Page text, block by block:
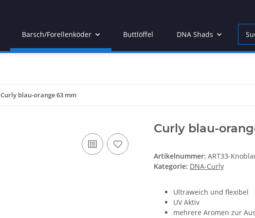
Barsch/Forellenköder Buttlöffel DNA Shads
Curly blau-orange 63 mm
Curly blau-
Artikelnummer: ART33-
Kategorie: DNA-Curly
Ultraweich und flexibel
UV Aktiv
mehrere Aromen zur